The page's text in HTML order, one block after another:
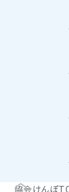
協会けんぽ